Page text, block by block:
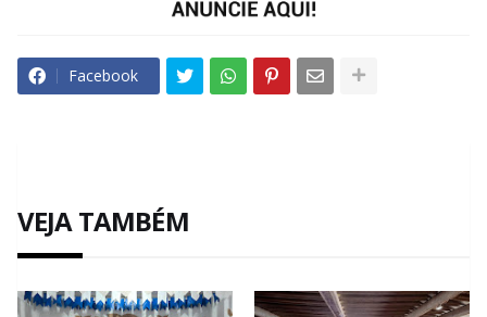
Facebook
VEJA TAMBÉM